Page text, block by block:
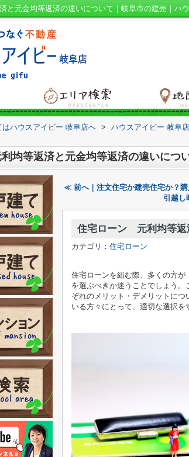
元金均等返済の違いについて｜岐阜市の建売｜ハ
ハウスアイビー 岐阜店へ > ハウスアイビー 岐阜
均等返済と元金均等返済の違いにつ
≪ 前へ｜注文住宅か建売住宅か？
引越
住宅ローン 元利均等返
カテゴリ： 住宅ローン
住宅ローンを組む際、多くの方
を選ぶべきか迷うことでしょう
ぞれのメリット・デメリットに
いる方々にとって、適切な選択を